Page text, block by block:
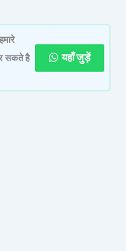
सकते है
यहाँ जुड़ें